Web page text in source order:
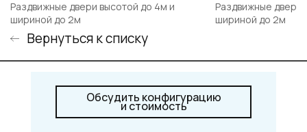
Раздвижные двери высотой до 4м и
шириной до 2м
Раздвижные двери
шириной до 2м
Вернуться к списку
Обсудить конфигурацию
и стоимость